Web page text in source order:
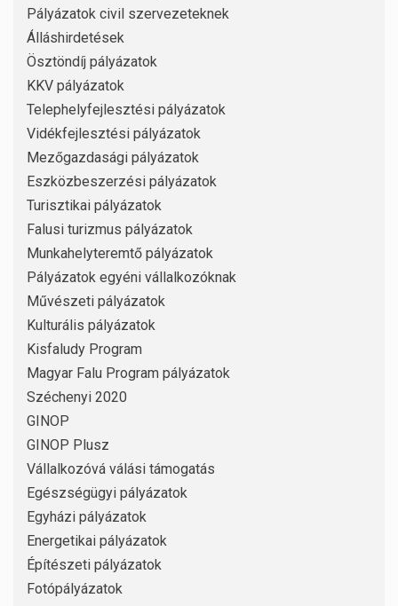
Pályázatok civil szervezeteknek
Álláshirdetések
Ösztöndíj pályázatok
KKV pályázatok
Telephelyfejlesztési pályázatok
Vidékfejlesztési pályázatok
Mezőgazdasági pályázatok
Eszközbeszerzési pályázatok
Turisztikai pályázatok
Falusi turizmus pályázatok
Munkahelyteremtő pályázatok
Pályázatok egyéni vállalkozóknak
Művészeti pályázatok
Kulturális pályázatok
Kisfaludy Program
Magyar Falu Program pályázatok
Széchenyi 2020
GINOP
GINOP Plusz
Vállalkozóvá válási támogatás
Egészségügyi pályázatok
Egyházi pályázatok
Energetikai pályázatok
Építészeti pályázatok
Fotópályázatok